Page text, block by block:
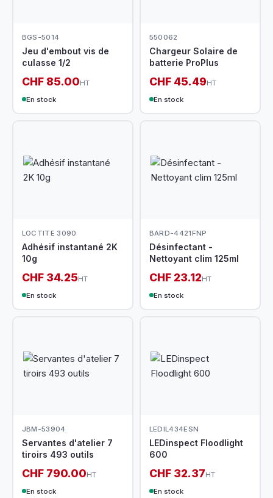
BGS-5014
Jeu d'embout vis de
culasse 1/2
CHF 85.00HT
En stock
550062
Chargeur Solaire de
batterie ProPlus
CHF 45.49HT
En stock
LOCTITE 3090
Adhésif instantané 2K
10g
CHF 34.25HT
En stock
BARD-4421FNP
Désinfectant -
Nettoyant clim 125ml
CHF 23.12HT
En stock
JBM-53904
Servantes d'atelier 7
tiroirs 493 outils
CHF 790.00HT
En stock
LEDIL434ESN
LEDinspect Floodlight
600
CHF 32.37HT
En stock